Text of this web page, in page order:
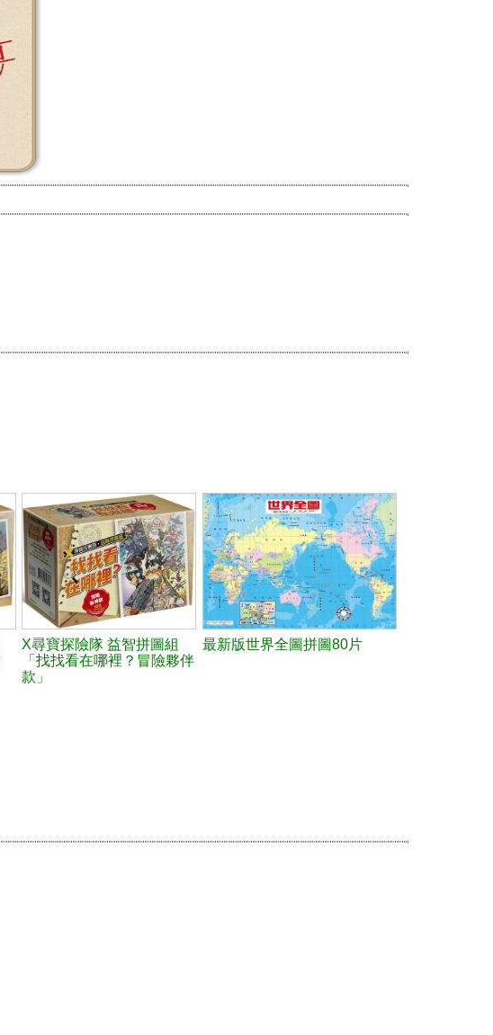
X尋寶探險隊 益智拼圖組
「找找看在哪裡？冒險夥伴
款」
最新版世界全圖拼圖80片